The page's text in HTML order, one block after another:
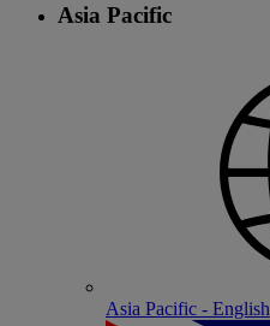
Asia Pacific
Asia Pacific - English